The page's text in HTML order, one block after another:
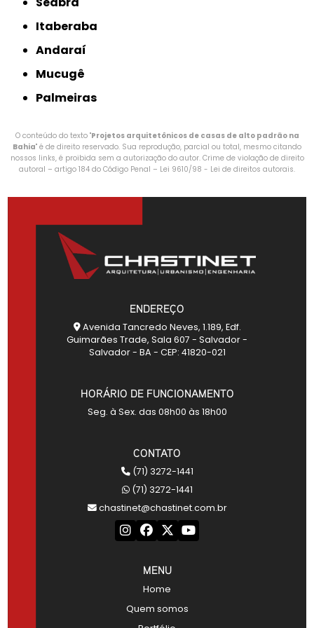
Itaberaba
Andaraí
Mucugê
Palmeiras
O conteúdo do texto "Projetos arquitetônicos de casas de alto padrão na
Bahia" é de direito reservado. Sua reprodução, parcial ou total, mesmo citando
nossos links, é proibida sem a autorização do autor. Crime de violação de direito
autoral – artigo 184 do Código Penal – Lei 9610/98 - Lei de direitos autorais.
ENDEREÇO
Avenida Tancredo Neves, 1.189, Edf.
Guimarães Trade, Sala 607 - Salvador -
Salvador - BA - CEP: 41820-021
HORÁRIO DE FUNCIONAMENTO
Seg. à Sex. das 08h00 às 18h00
CONTATO
(71) 3272-1441
(71) 3272-1441
chastinet@chastinet.com.br
MENU
Home
Quem somos